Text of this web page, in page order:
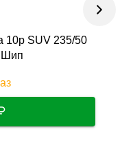
10p SUV 235/50
Шип